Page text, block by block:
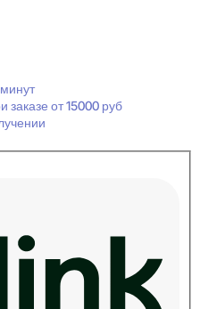
заказе от 15000 руб